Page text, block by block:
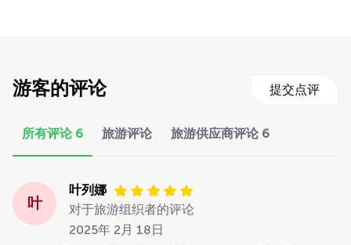
游客的评论 提交点评
所有评论 6 旅游评论 旅游供应商评论 6
叶
叶列娜
对于旅游组织者的评论
2025年 2月 18日